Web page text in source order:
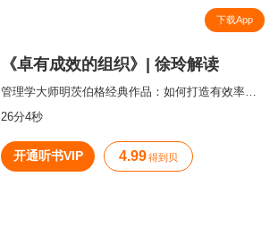
下载App
《卓有成效的组织》| 徐玲解读
管理学大师明茨伯格经典作品：如何打造有效率的组织？
26分4秒
开通听书VIP 4.99 得到贝